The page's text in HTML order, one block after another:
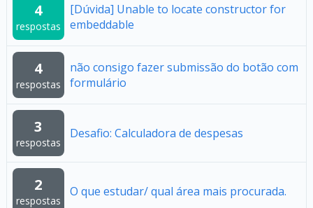
4
respostas
[Dúvida] Unable to locate constructor for
embeddable
4
respostas
não consigo fazer submissão do botão com
formulário
3
respostas
Desafio: Calculadora de despesas
2
respostas
O que estudar/ qual área mais procurada.